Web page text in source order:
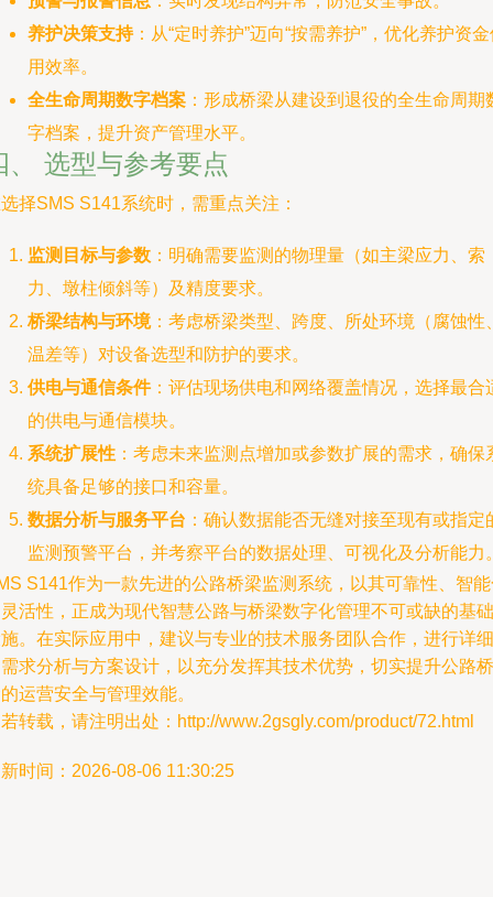
养护决策支持：从“定时养护”迈向“按需养护”，优化养护资
用效率。
全生命周期数字档案 ：形成桥梁从建设到退役的全生命周期
字档案，提升资产管理水平。
、 选型与参考要点
择SMS S141系统时，需重点关注：
监测目标与参数 ：明确需要监测的物理量（如主梁应力、索
力、墩柱倾斜等）及精度要求。
桥梁结构与环境：考虑桥梁类型、跨度、所处环境（腐蚀性
温差等）对设备选型和防护的要求。
供电与通信条件：评估现场供电和网络覆盖情况，选择最合
的供电与通信模块。
系统扩展性 ：考虑未来监测点增加或参数扩展的需求，确保
统具备足够的接口和容量。
数据分析与服务平台 ：确认数据能否无缝对接至现有或指定
监测预警平台，并考察平台的数据处理、可视化及分析能力
S141作为一款先进的公路桥梁监测系统，以其可靠性、智
活性，正成为现代智慧公路与桥梁数字化管理不可或缺的基础
。在实际应用中，建议与专业的技术服务团队合作，进行详细
求分析与方案设计，以充分发挥其技术优势，切实提升公路桥
运营安全与管理效能。
转载，请注明出处：http://www.2gsgly.com/product/72.html
时间：2026-08-06 11:30:25